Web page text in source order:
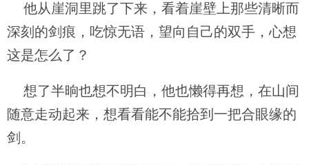
他从崖洞里跳了下来，看着崖壁上那些清晰而
深刻的剑痕，吃惊无语，望向自己的双手，心想
这是怎么了？
想了半晌也想不明白，他也懒得再想，在山间
随意走动起来，想看看能不能拾到一把合眼缘的
剑。